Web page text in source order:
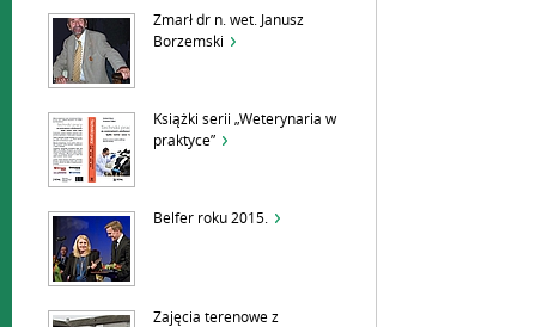
Zmarł dr n. wet. Janusz
Borzemski
Książki serii „Weterynaria w
praktyce”
Belfer roku 2015.
Zajęcia terenowe z